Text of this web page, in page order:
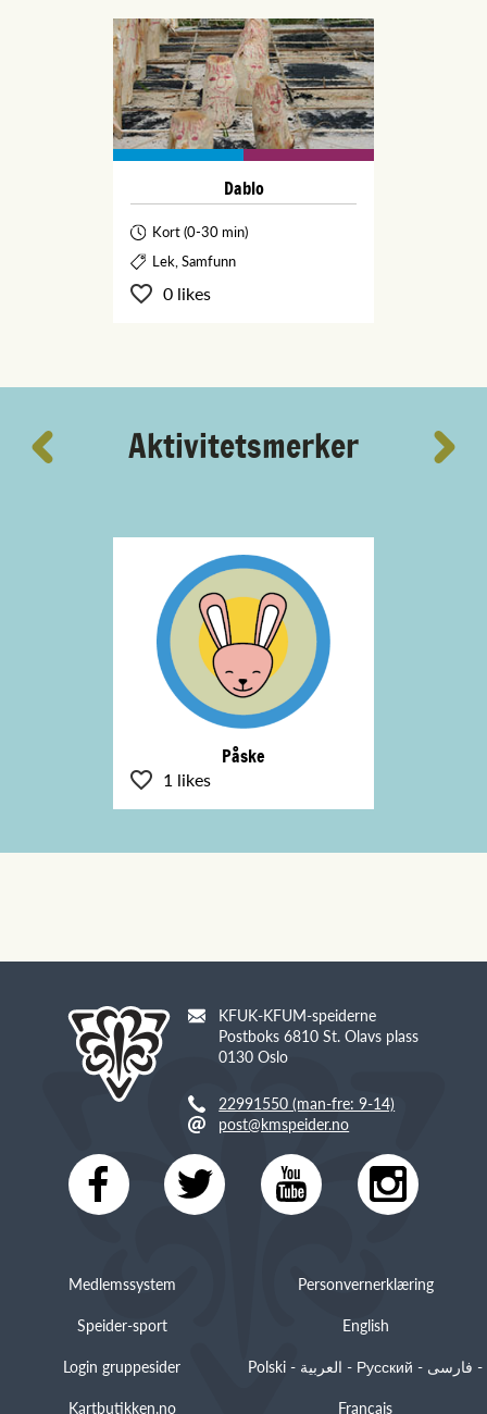
Dablo
Kort (0-30 min)
Lek, Samfunn
0 likes
Aktivitetsmerker
Påske
1 likes
KFUK-KFUM-speiderne
Postboks 6810 St. Olavs plass
0130 Oslo
22991550 (man-fre: 9-14)
post@kmspeider.no
Medlemssystem
Speider-sport
Login gruppesider
Kartbutikken.no
Personvernerklæring
English
Polski - العربية - Русский - فارسی -
Français